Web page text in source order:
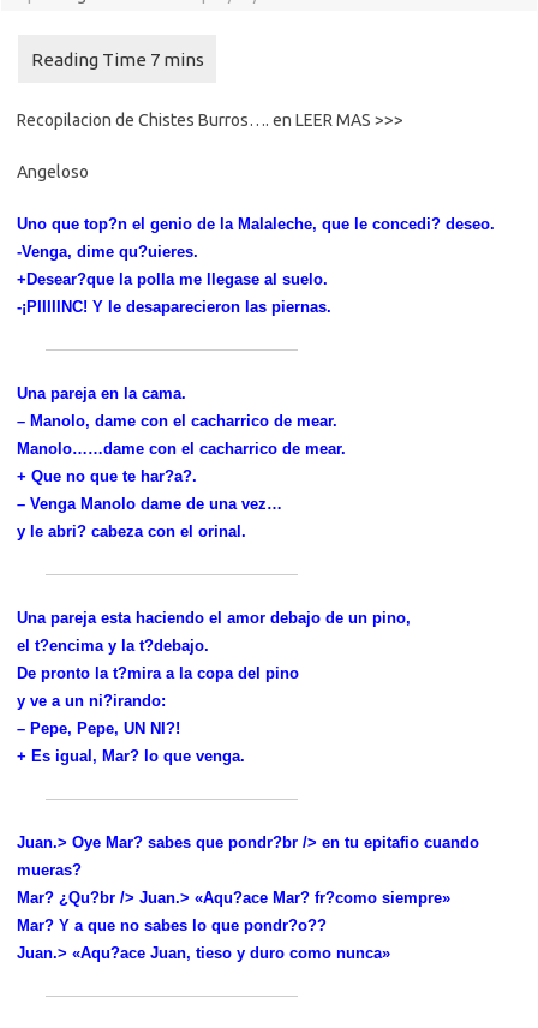
Recopilacion de Chistes Burros…. en LEER MAS >>>
Angeloso
Uno que top?n el genio de la Malaleche, que le concedi? deseo.
-Venga, dime qu?uieres.
+Desear?que la polla me llegase al suelo.
-¡PIIIIINC! Y le desaparecieron las piernas.
Una pareja en la cama.
– Manolo, dame con el cacharrico de mear.
Manolo……dame con el cacharrico de mear.
+ Que no que te har?a?.
– Venga Manolo dame de una vez…
y le abri? cabeza con el orinal.
Una pareja esta haciendo el amor debajo de un pino,
el t?encima y la t?debajo.
De pronto la t?mira a la copa del pino
y ve a un ni?irando:
– Pepe, Pepe, UN NI?!
+ Es igual, Mar? lo que venga.
Juan.> Oye Mar? sabes que pondr?br /> en tu epitafio cuando
mueras?
Mar? ¿Qu?br /> Juan.> «Aqu?ace Mar? fr?como siempre»
Mar? Y a que no sabes lo que pondr?o??
Juan.> «Aqu?ace Juan, tieso y duro como nunca»